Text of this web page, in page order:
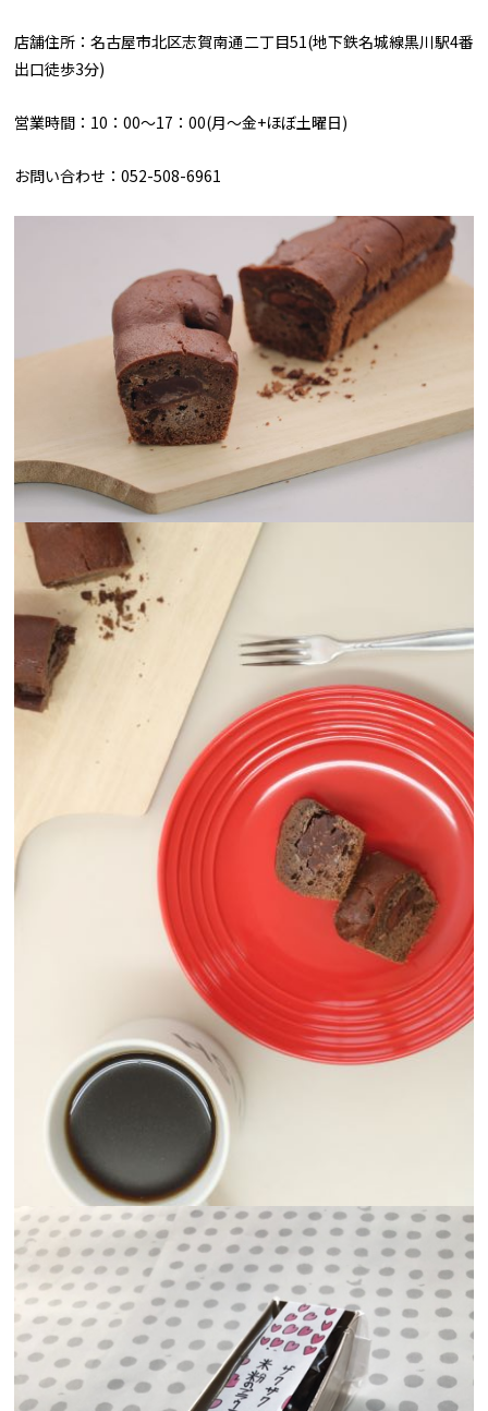
店舗住所：名古屋市北区志賀南通二丁目51(地下鉄名城線黒川駅4番
出口徒歩3分)
営業時間：10：00～17：00(月～金+ほぼ土曜日)
お問い合わせ：052-508-6961